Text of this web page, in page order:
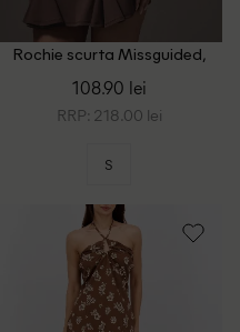
Rochie scurta Missguided,
108.90 lei
RRP: 218.00 lei
S